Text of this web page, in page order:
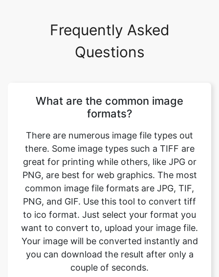
What are the common image
there. Some image types such a TIFF are
great for printing while others, like JPG or
PNG, are best for web graphics. The most
common image file formats are JPG, TIF,
PNG, and GIF. Use this tool to convert tiff
to ico format. Just select your format you
want to convert to, upload your image file.
Your image will be converted instantly and
you can download the result after only a
couple of seconds.
Will converting the image format